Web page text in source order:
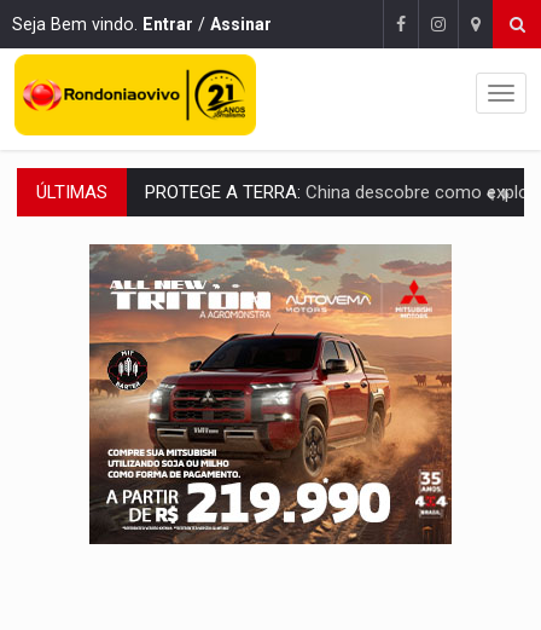
Seja Bem vindo. Entrar / Assinar
ÚLTIMAS PROTEGE A TERRA: China descobre como explodir asteroide com bomba
VÍDEO:Motociclista morre após bater na traseira de
PARECE UM NUGGET:Essa receita com frango virou o meu
EMPREENDEDORISMO:7 negócios que podem começar com pouco dinheiro e
GIGANTE DA AMÉRICA:Brasil reúne dimensão continental e posição
INDEPENDÊNCIA:10 dicas importantes para quem quer
VARCENA:Cientistas descobrem nova espécie de rã em florestas
BARGANHA:Vai comprar celular usado? Veja como consultar o